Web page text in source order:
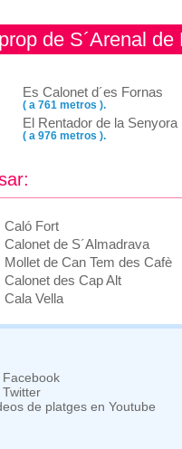
de S´Arenal de
Es Calonet d´es Fornas
( a 761 metros ).
El Rentador de la Senyora
( a 976 metros ).
Caló Fort
Calonet de S´Almadrava
Mollet de Can Tem des Cafè
Calonet des Cap Alt
Cala Vella
Facebook
de platges en Youtube